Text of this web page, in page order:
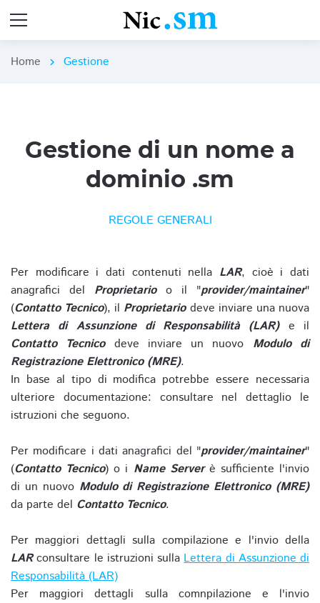
Home chevron_right Gestione
Gestione di un nome a
dominio .sm
REGOLE GENERALI
Per modificare i dati contenuti nella LAR, cioè i dati
anagrafici del Proprietarioo il "provider/maintainer"
(Contatto Tecnico), il Proprietariodeve inviare una nuova
Lettera di Assunzione di Responsabilità (LAR)e il
Contatto Tecnicodeve inviare un nuovo Modulo di
Registrazione Elettronico (MRE).
In base al tipo di modifica potrebbe essere necessaria
ulteriore documentazione: consultare nel dettaglio le
istruzioni che seguono.
Per modificare i dati anagrafici del "provider/maintainer"
(Contatto Tecnico) o i Name Serverè sufficiente l'invio
di un nuovo Modulo di Registrazione Elettronico (MRE)
da parte del Contatto Tecnico.
Per maggiori dettagli sulla compilazione e l'invio della
LARconsultare le istruzioni sullaLettera di Assunzione di
Responsabilità (LAR)
Per maggiori dettagli sulla comnpilazione e l'invio